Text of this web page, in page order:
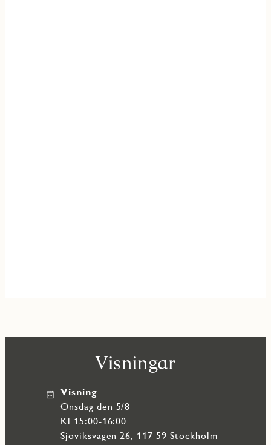
Visningar
Visning
onsdag den 5/8
Kl 15:00-16:00
Sjöviksvägen 26, 117 59 Stockholm